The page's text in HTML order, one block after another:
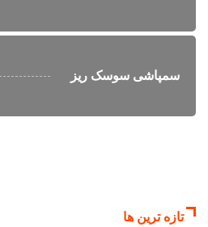
سمپاشی سوسک ریز
تازه ترین ها